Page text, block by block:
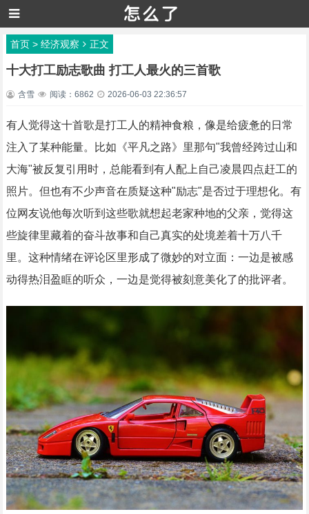
首页> 经济观察 正文
十大打工励志歌曲 打工人最火的三首歌
含雪 阅读：6862 2026-06-03 22:36:57
有人觉得这十首歌是打工人的精神食粮，像是给疲惫的日常
注入了某种能量。比如《平凡之路》里那句"我曾经跨过山和
大海"被反复引用时，总能看到有人配上自己凌晨四点赶工的
照片。但也有不少声音在质疑这种"励志"是否过于理想化。有
位网友说他每次听到这些歌就想起老家种地的父亲，觉得这
些旋律里藏着的奋斗故事和自己真实的处境差着十万八千
里。这种情绪在评论区里形成了微妙的对立面：一边是被感
动得热泪盈眶的听众，一边是觉得被刻意美化了的批评者。